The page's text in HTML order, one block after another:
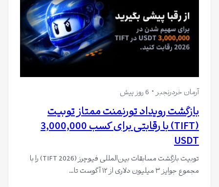
آرمان خردرنجبر 6 روز پیش
بازگشت رویداد تورنمنت ممتاز تو‌بیت
(TIFT) با رقابتی برای کسب 3,000,000
USDT
توبیت بازگشت مسابقات بین‌المللی فیوچرز (TIFT 2026) را با
مجموع جوایز ۳ میلیون دلاری از ۱۲ آگوست تا…